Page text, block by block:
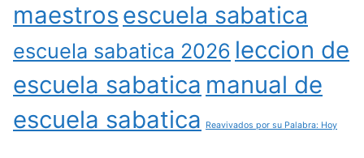
maestros escuela sabatica
escuela sabatica 2026 leccion de
escuela sabatica manual de
escuela sabatica
Reavivados por su Palabra: Hoy